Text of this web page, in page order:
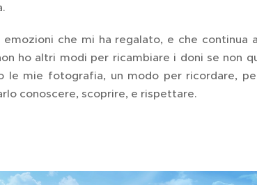
che mi ha regalato, e che continua
ho altri modi per ricambiare i doni se non
le mie fotografia, un modo per ricordare,
conoscere, scoprire, e rispettare.